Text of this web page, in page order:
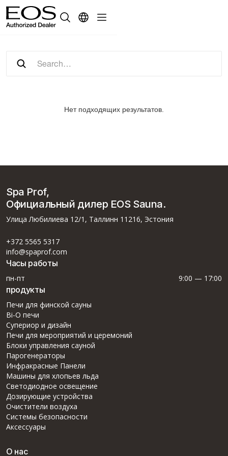
Нет подходящих результатов.
Spa Prof,
Официальный дилер EOS Sauna.
Улица Любилиева 12/1, Таллинн 11216, Эстония
+372 5565 5317
info@spaprof.com
Часы работы
пн-пт 9:00 — 17:00
продукты
Печи для финской сауны
Bi-O печи
Супериор и дизайн
Печи для мероприятий и церемоний
Блоки управления сауной
Парогенераторы
Инфракрасные Панели
Машины для хлопьев льда
Светодиодное освещение
Дозирующие устройства
Очистители воздуха
Системы безопасности
Аксессуары
О нас